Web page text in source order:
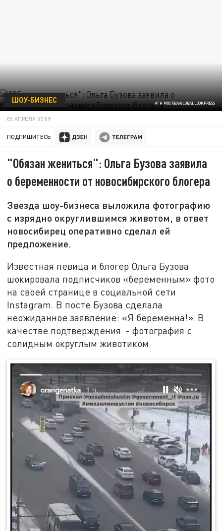
АГН МОСКВА/GLOBALLOOKPRESS
ШОУ-БИЗНЕС
05 АПРЕЛЯ 07:09
ПОДПИШИТЕСЬ:
"Обязан жениться": Ольга Бузова заявила
о беременности от новосибирского блогера
Звезда шоу-бизнеса выложила фотографию
с изрядно округлившимся животом, в ответ
новосибирец оперативно сделал ей
предложение.
Известная певица и блогер Ольга Бузова
шокировала подписчиков «беременным» фото
на своей странице в социальной сети
Instagram. В посте Бузова сделала
неожиданное заявление: «Я беременна!». В
качестве подтверждения - фотография с
солидным округлым животиком.